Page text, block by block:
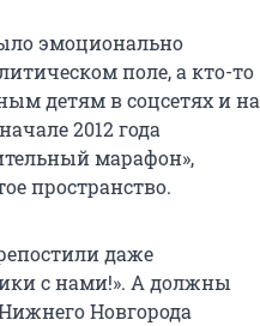
эмоционально
поле, а кто-то
детям в соцсетях и на
2012 года
марафон»,
пространство.
даже
с нами!». А должны
Новгорода